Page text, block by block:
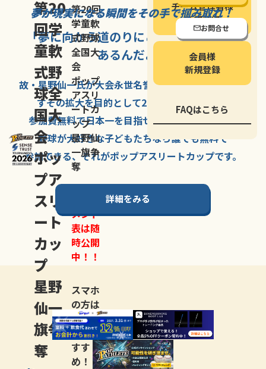
お問合せ
第20
回学
童軟
式野
球全
国大
会
ポッ
プア
スリ
ート
カッ
プ
星野
仙一
旗争
奪
第20回
学童軟
式野球
全国大
会
ポップ
アスリ
ートカ
ップ
星野仙
一旗争
奪
メント
表は随
時公開
中！！
スマホ
の方は
LINE登
録がお
すす
め！
チーム管理者様
新規登録
会員様
新規登録
FAQはこちら
夢が現実になる瞬間をその手で掴み取れ！
「夢に向かう道のりにこそ大きな意味が
あるんだよ」
故・星野仙一氏が大会永世名誉会長を務める、野球の
すその拡大を目的として2007年に
参加費無料で日本一を目指せる唯一の野球大会。
野球が大好きな子どもたちなら誰でも無料で
参加できる、それがポップアスリートカップです。
詳細をみる